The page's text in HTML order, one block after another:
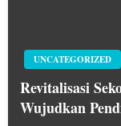
UNCATEGORIZED
Revitalisasi
Wujudkan